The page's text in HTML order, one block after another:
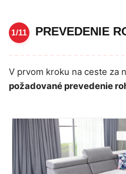
1/11 PREVEDENIE
V prvom kroku na ceste za
požadované prevedenie